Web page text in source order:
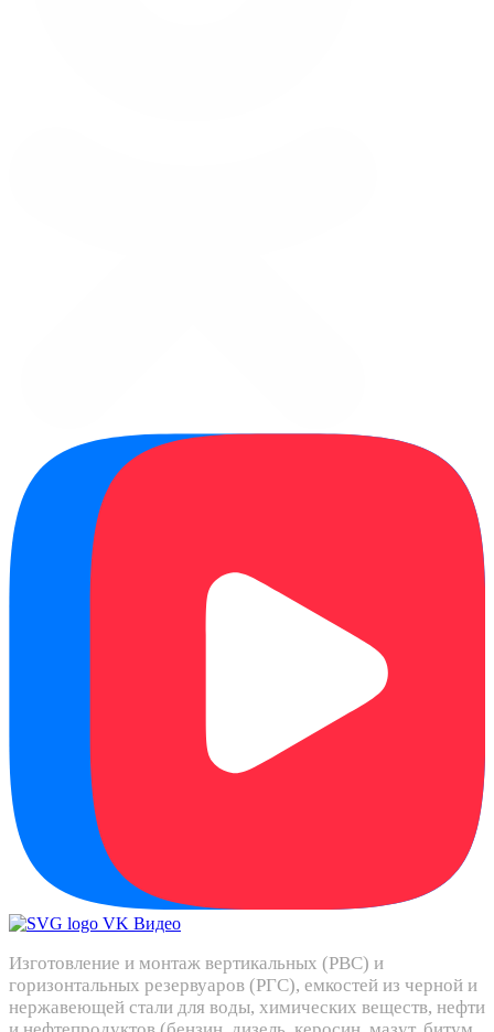
Изготовление и монтаж вертикальных (РВС) и
горизонтальных резервуаров (РГС), емкостей из черной и
нержавеющей стали для воды, химических веществ, нефти